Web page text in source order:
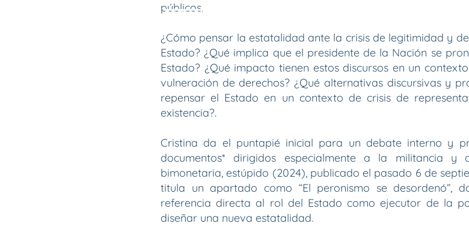
públicos.
¿Cómo pensar la estatalidad ante la crisis de legitimidad y
Estado? ¿Qué implica que el presidente de la Nación se
Estado? ¿Qué impacto tienen estos discursos en un
vulneración de derechos? ¿Qué alternativas discursivas y
repensar el Estado en un contexto de crisis de
existencia?.
Cristina da el puntapié inicial para un debate interno y
documentos* dirigidos especialmente a la militancia
bimonetaria, estúpido (2024), publicado el pasado 6 de
titula un apartado como “El peronismo se desordenó”,
referencia directa al rol del Estado como ejecutor de la
diseñar una nueva estatalidad.